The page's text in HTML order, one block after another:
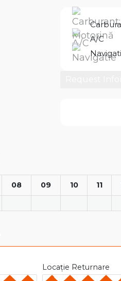
A/C
08 09 10 11
Locație Returnare